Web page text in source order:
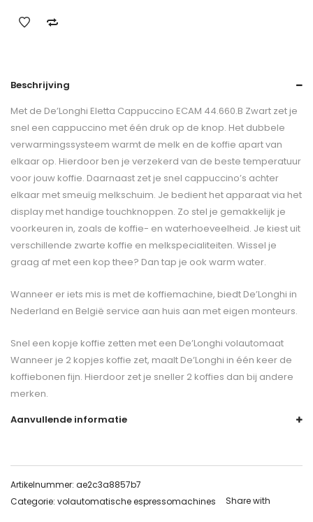
Beschrijving
Met de De’Longhi Eletta Cappuccino ECAM 44.660.B Zwart zet je
snel een cappuccino met één druk op de knop. Het dubbele
verwarmingssysteem warmt de melk en de koffie apart van
elkaar op. Hierdoor ben je verzekerd van de beste temperatuur
voor jouw koffie. Daarnaast zet je snel cappuccino’s achter
elkaar met smeuïg melkschuim. Je bedient het apparaat via het
display met handige touchknoppen. Zo stel je gemakkelijk je
voorkeuren in, zoals de koffie- en waterhoeveelheid. Je kiest uit
verschillende zwarte koffie en melkspecialiteiten. Wissel je
graag af met een kop thee? Dan tap je ook warm water.
Wanneer er iets mis is met de koffiemachine, biedt De’Longhi in
Nederland en België service aan huis aan met eigen monteurs.
Snel een kopje koffie zetten met een De’Longhi volautomaat
Wanneer je 2 kopjes koffie zet, maalt De’Longhi in één keer de
koffiebonen fijn. Hierdoor zet je sneller 2 koffies dan bij andere
merken.
Aanvullende informatie
Artikelnummer: ae2c3a8857b7
Categorie: volautomatische espressomachines Share with